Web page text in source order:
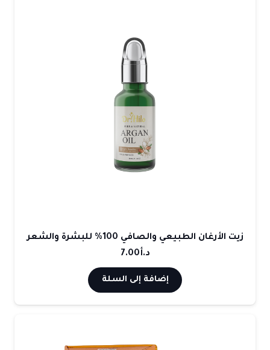
زيت الأرغان الطبيعي والصافي 100% للبشرة والشعر
د.أ7.00
إضافة إلى السلة